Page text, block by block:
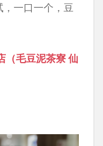
一口一个，豆
（毛豆泥茶寮 仙